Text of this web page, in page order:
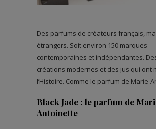
Des parfums de créateurs français,
étrangers. Soit environ 150 marques
contemporaines et indépendantes.
créations modernes et des jus qui ont
l’Histoire. Comme le parfum de Marie-
Black Jade : le parfum de
Antoinette